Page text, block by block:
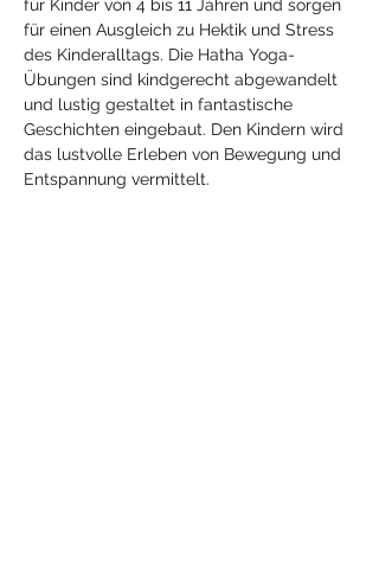
für Kinder von 4 bis 11 Jahren und sorgen
für einen Ausgleich zu Hektik und Stress
des Kinderalltags. Die Hatha Yoga-
Übungen sind kindgerecht abgewandelt
und lustig gestaltet in fantastische
Geschichten eingebaut. Den Kindern wird
das lustvolle Erleben von Bewegung und
Entspannung vermittelt.